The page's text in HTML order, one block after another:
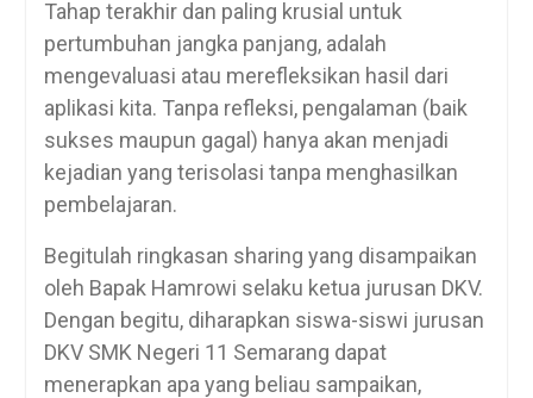
Tahap terakhir dan paling krusial untuk
pertumbuhan jangka panjang, adalah
mengevaluasi atau merefleksikan hasil dari
aplikasi kita. Tanpa refleksi, pengalaman (baik
sukses maupun gagal) hanya akan menjadi
kejadian yang terisolasi tanpa menghasilkan
pembelajaran.
Begitulah ringkasan sharing yang disampaikan
oleh Bapak Hamrowi selaku ketua jurusan DKV.
Dengan begitu, diharapkan siswa-siswi jurusan
DKV SMK Negeri 11 Semarang dapat
menerapkan apa yang beliau sampaikan,